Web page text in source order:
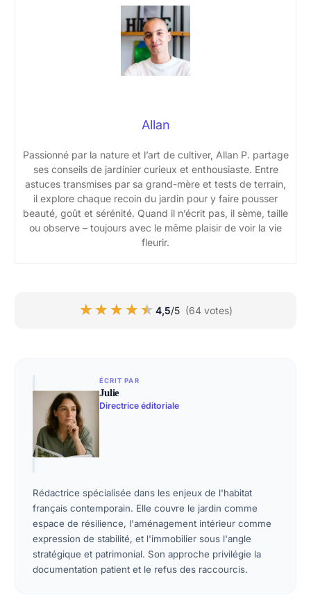
Allan
Passionné par la nature et l’art de cultiver, Allan P. partage
ses conseils de jardinier curieux et enthousiaste. Entre
astuces transmises par sa grand-mère et tests de terrain,
il explore chaque recoin du jardin pour y faire pousser
beauté, goût et sérénité. Quand il n’écrit pas, il sème, taille
ou observe – toujours avec le même plaisir de voir la vie
fleurir.
★★★★★
★★★★★ 4,5/5 (64 votes)
ÉCRIT PAR
Julie
Directrice éditoriale
Rédactrice spécialisée dans les enjeux de l'habitat
français contemporain. Elle couvre le jardin comme
espace de résilience, l'aménagement intérieur comme
expression de stabilité, et l'immobilier sous l'angle
stratégique et patrimonial. Son approche privilégie la
documentation patient et le refus des raccourcis.